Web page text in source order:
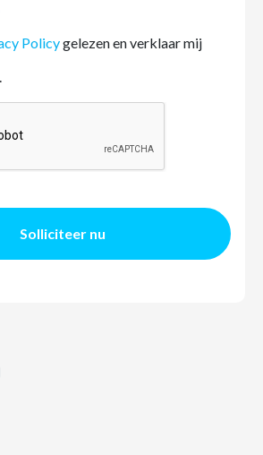
Policygelezen en verklaar mij
Solliciteer nu